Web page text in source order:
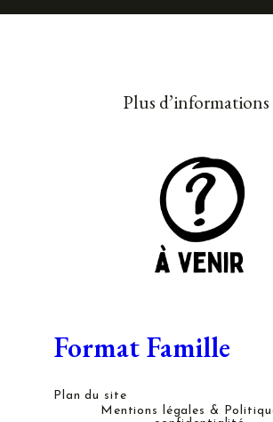
Plus d’informations
Format Famille
Plan du site
Mentions légales &